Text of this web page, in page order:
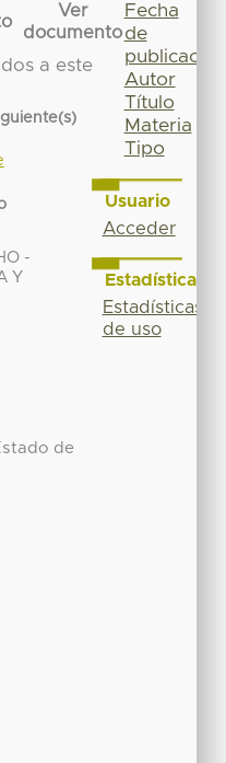
Ver
documento
a este
-
Y
de
Fecha
de
publicación
Autor
Título
Materia
Tipo
Usuario
Acceder
Estadísticas
Estadísticas
de uso